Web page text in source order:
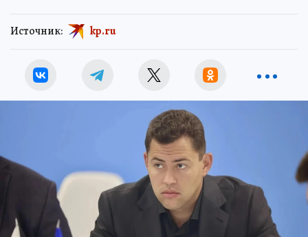
Источник: kp.ru